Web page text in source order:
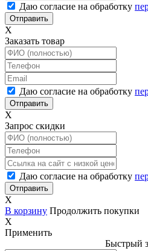
Даю согласие на обработку
X
Заказать товар
Даю согласие на обработку
X
Запрос скидки
Даю согласие на обработку
X
В корзину Продолжить покупки
X
Применить
Быстрый